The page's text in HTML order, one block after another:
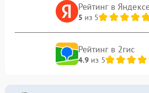
Рейтинг в
5 из 5
Рейтинг в 2гис
4.9из 5